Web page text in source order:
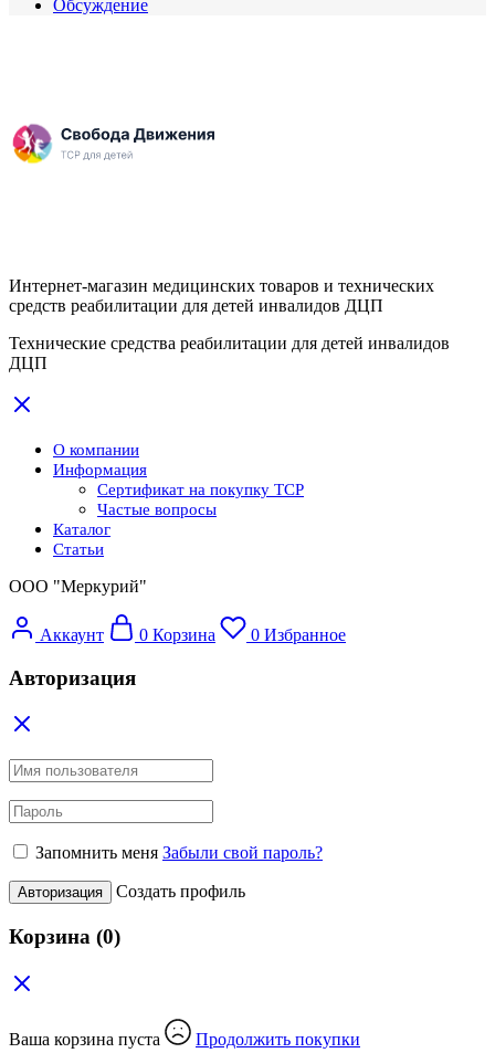
Обсуждение
Интернет-магазин медицинских товаров и технических
средств реабилитации для детей инвалидов ДЦП
Технические средства реабилитации для детей инвалидов
ДЦП
О компании
Информация
Сертификат на покупку ТСР
Частые вопросы
Каталог
Статьи
ООО "Меркурий"
Аккаунт 0 Корзина 0 Избранное
Авторизация
Запомнить меня Забыли свой пароль?
Авторизация Создать профиль
Корзина (0)
Ваша корзина пуста Продолжить покупки